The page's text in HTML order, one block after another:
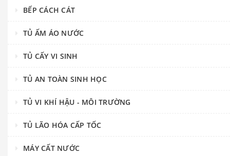
BẾP CÁCH CÁT
TỦ ẤM ÁO NƯỚC
TỦ CẤY VI SINH
TỦ AN TOÀN SINH HỌC
TỦ VI KHÍ HẬU - MÔI TRƯỜNG
TỦ LÃO HÓA CẤP TỐC
MÁY CẤT NƯỚC